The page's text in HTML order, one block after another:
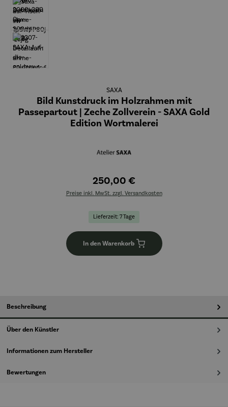
SAXA
Bild Kunstdruck im Holzrahmen mit
Passepartout | Zeche Zollverein - SAXA Gold
Edition Wortmalerei
250,00 €
Preise inkl. MwSt. zzgl. Versandkosten
Lieferzeit: 7 Tage
In den Warenkorb
Beschreibung
Über den Künstler
Informationen zum Hersteller
Bewertungen